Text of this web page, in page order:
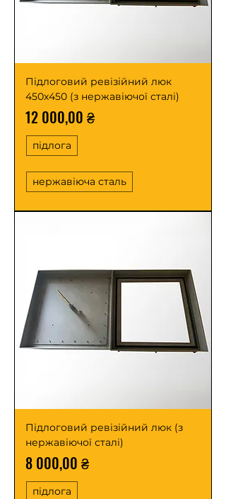
Підлоговий ревізійний люк
450x450 (з нержавіючої сталі)
Ціна
12 000,00 ₴
підлога
нержавіюча сталь
Підлоговий ревізійний люк (з
нержавіючої сталі)
Ціна
8 000,00 ₴
підлога